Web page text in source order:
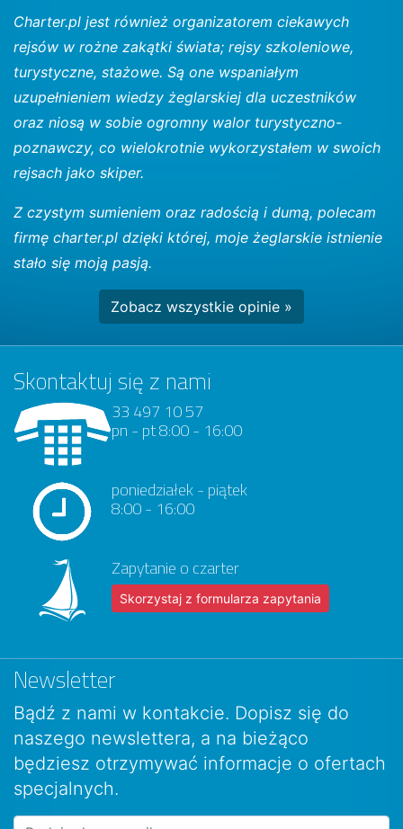
Charter.pl jest również organizatorem ciekawych
rejsów w rożne zakątki świata; rejsy szkoleniowe,
turystyczne, stażowe. Są one wspaniałym
uzupełnieniem wiedzy żeglarskiej dla uczestników
oraz niosą w sobie ogromny walor turystyczno-
poznawczy, co wielokrotnie wykorzystałem w swoich
rejsach jako skiper.
Z czystym sumieniem oraz radością i dumą, polecam
firmę charter.pl dzięki której, moje żeglarskie istnienie
stało się moją pasją.
Zobacz wszystkie opinie »
Skontaktuj się z nami
33 497 10 57
pn - pt 8:00 - 16:00
poniedziałek - piątek
8:00 - 16:00
Zapytanie o czarter
Skorzystaj z formularza zapytania
Newsletter
Bądź z nami w kontakcie. Dopisz się do
naszego newslettera, a na bieżąco
będziesz otrzymywać informacje o ofertach
specjalnych.